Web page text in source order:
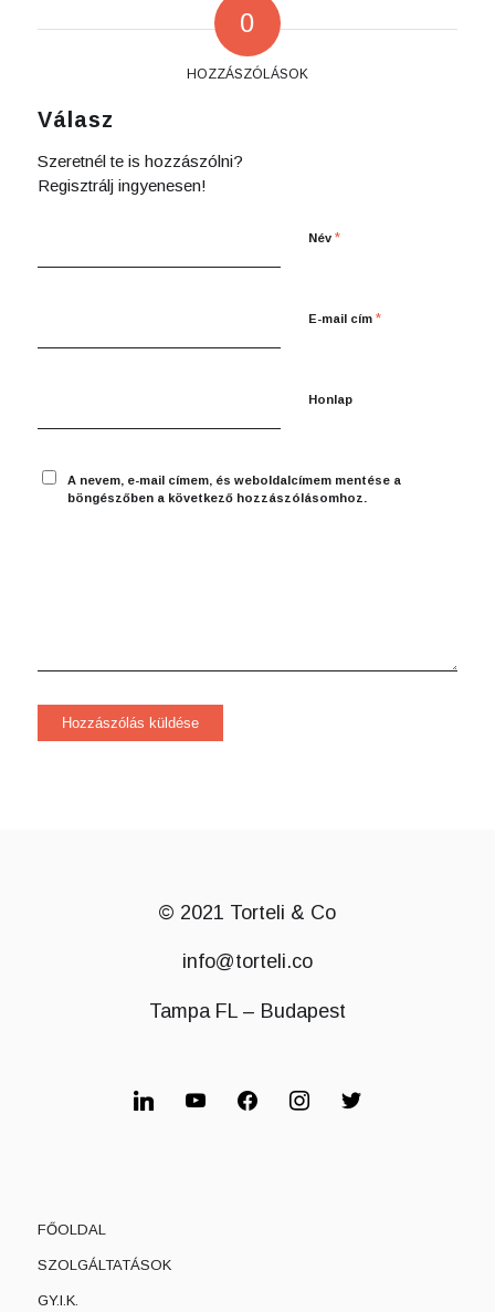
0
HOZZÁSZÓLÁSOK
Válasz
Szeretnél te is hozzászólni?
Regisztrálj ingyenesen!
Név *
E-mail cím *
Honlap
A nevem, e-mail címem, és weboldalcímem mentése a
böngészőben a következő hozzászólásomhoz.
© 2021 Torteli & Co
info@torteli.co
Tampa FL – Budapest
FŐOLDAL
SZOLGÁLTATÁSOK
GY.I.K.